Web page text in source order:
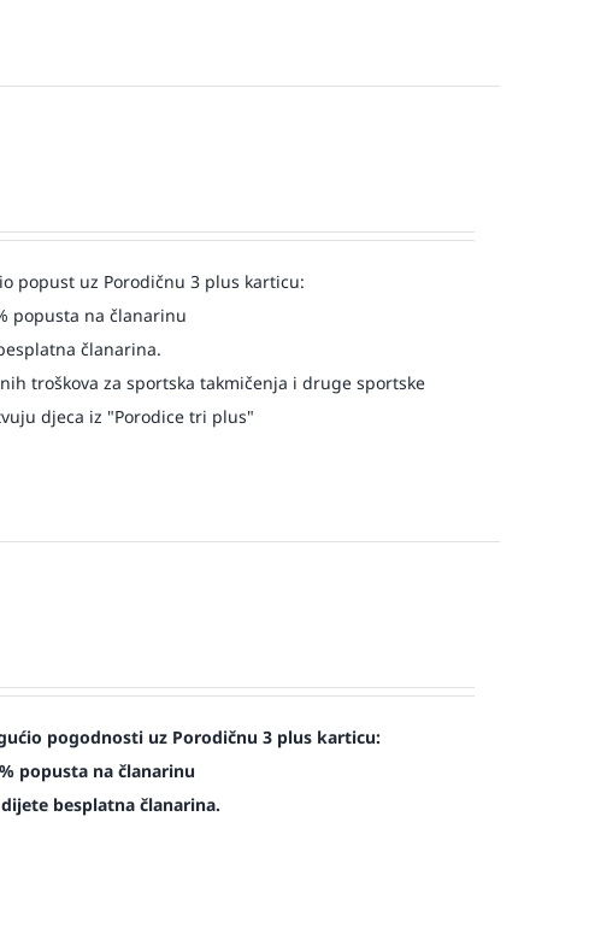
popust uz Porodičnu 3 plus karticu:
popusta na članarinu
članarina.
troškova za sportska takmičenja i druge sportske
djeca iz "Porodice tri plus"
pogodnosti uz Porodičnu 3 plus karticu:
popusta na članarinu
besplatna članarina.